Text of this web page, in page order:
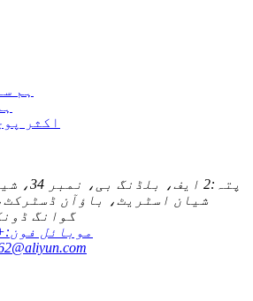
ہم
اکثر
پتہ:
2 ایف،
شیان اسٹریٹ، باؤآن
گوانگ ڈونگ 518108،
موبائل فون: